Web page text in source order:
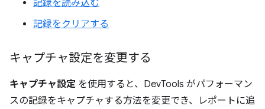
記録を読み込む
記録をクリアする
キャプチャ設定を変更する
キャプチャ設定 を使用すると、DevTools がパフォーマン
スの記録をキャプチャする方法を変更でき、レポートに追